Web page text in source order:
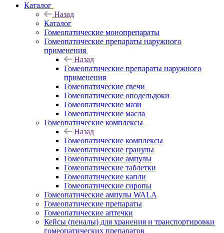
Каталог
Назад
Каталог
Гомеопатические монопрепараты
Гомеопатические препараты наружного
применения
Назад
Гомеопатические препараты наружного
применения
Гомеопатические свечи
Гомеопатические оподельдоки
Гомеопатические мази
Гомеопатические масла
Гомеопатические комплексы
Назад
Гомеопатические комплексы
Гомеопатические гранулы
Гомеопатические ампулы
Гомеопатические таблетки
Гомеопатические капли
Гомеопатические сиропы
Гомеопатические ампулы WALA
Гомеопатические препараты
Гомеопатические аптечки
Кейсы (пеналы) для хранения и транспортировки
гомеопатических препаратов